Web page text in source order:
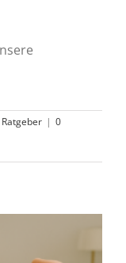
Ratgeber | 0